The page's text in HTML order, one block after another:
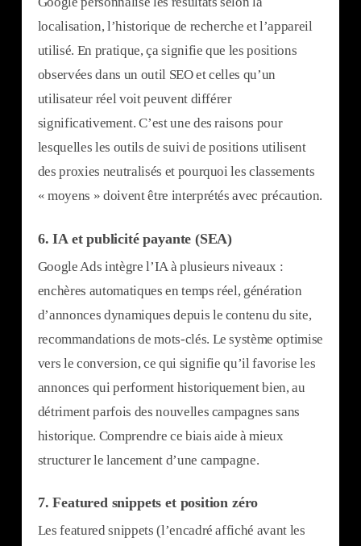
localisation, l’historique de recherche et l’appareil
utilisé. En pratique, ça signifie que les positions
observées dans un outil SEO et celles qu’un
utilisateur réel voit peuvent différer
significativement. C’est une des raisons pour
lesquelles les outils de suivi de positions utilisent
des proxies neutralisés et pourquoi les classements
« moyens » doivent être interprétés avec précaution.
6.IA et publicité payante (SEA)
Google Ads intègre l’IA à plusieurs niveaux :
enchères automatiques en temps réel, génération
d’annonces dynamiques depuis le contenu du site,
recommandations de mots-clés. Le système optimise
vers le conversion, ce qui signifie qu’il favorise les
annonces qui performent historiquement bien, au
détriment parfois des nouvelles campagnes sans
historique. Comprendre ce biais aide à mieux
structurer le lancement d’une campagne.
7.Featured snippets et position zéro
Les featured snippets (l’encadré affiché avant les